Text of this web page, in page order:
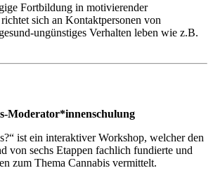
Fortbildung in motivierender
sich an Kontaktpersonen von
ungünstiges Verhalten leben wie z.B.
Moderator*innenschulung
ist ein interaktiver Workshop, welcher den
von sechs Etappen fachlich fundierte und
zum Thema Cannabis vermittelt.